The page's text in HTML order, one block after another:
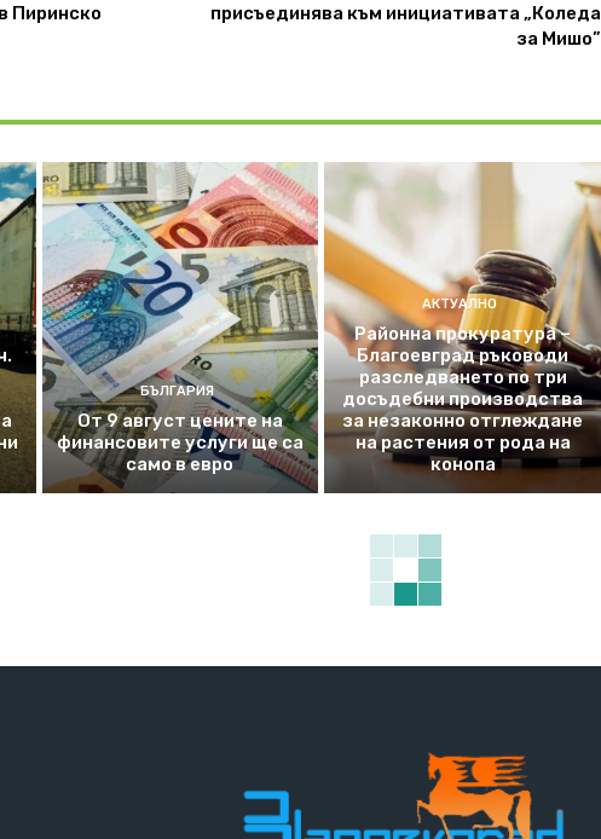
Пиринско
присъединява към инициативата „Коледа
за Мишо”
БЪЛГАРИЯ
От 9 август цените на
финансовите услуги ще са
само в евро
АКТУАЛНО
Районна прокуратура –
Благоевград ръководи
разследването по три
досъдебни производства
за незаконно отглеждане
на растения от рода на
конопа